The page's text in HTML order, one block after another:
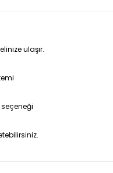
ulaşır.